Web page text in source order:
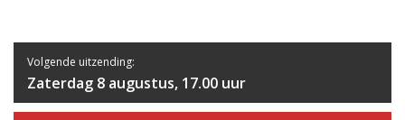
Volgende uitzending:
Zaterdag 8 augustus, 17.00 uur